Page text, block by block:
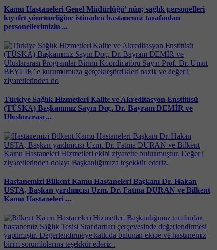
Kamu Hastaneleri Genel Müdürlüğü’ nün; sağlık personelleri
kıyafet yönetmeliğine istinaden hastanemiz tarafından
personellerimizin ...
Türkiye Sağlık Hizmetleri Kalite ve Akreditasyon Enstitüsü
(TÜSKA) Başkanımız Sayın Doç. Dr. Bayram DEMİR ve
Uluslararası ...
Hastanemizi Bilkent Kamu Hastaneleri Başkanı Dr. Hakan
USTA, Başkan yardımcısı Uzm. Dr. Fatma DURAN ve Bilkent
Kamu Hastaneleri ...